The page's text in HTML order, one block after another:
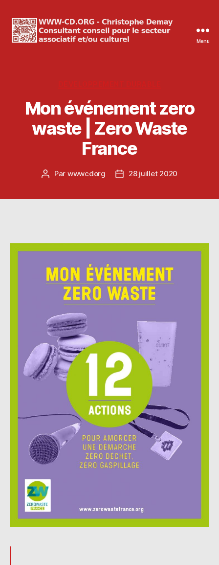
Menu
Mon événement zero
waste | Zero Waste
France
Auteur
Par wwwcdorg
Date28 juillet 2020